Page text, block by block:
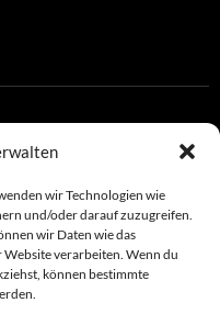
wir Technologien wie
und/oder darauf zuzugreifen.
wir Daten wie das
verarbeiten. Wenn du
können bestimmte